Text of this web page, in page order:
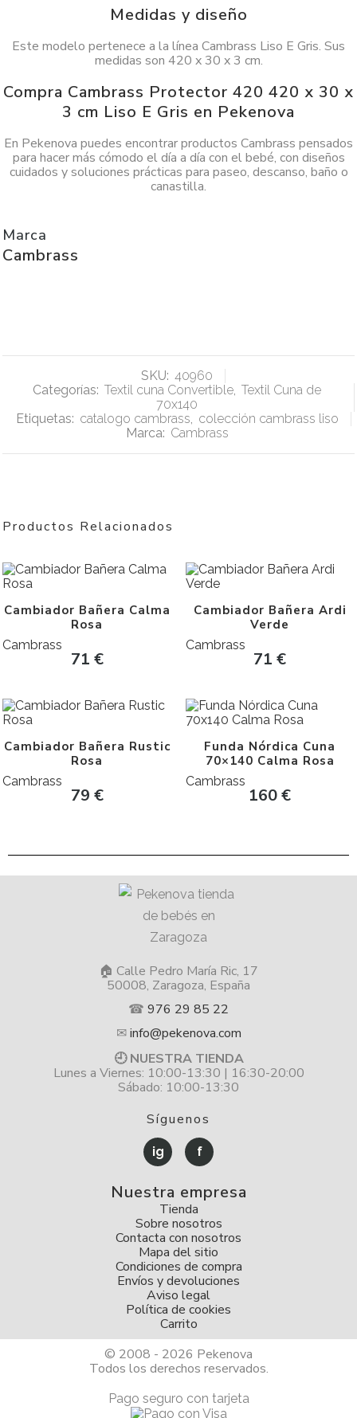
Medidas y diseño
Este modelo pertenece a la línea Cambrass Liso E Gris. Sus
medidas son 420 x 30 x 3 cm.
Compra Cambrass Protector 420 420 x 30 x
3 cm Liso E Gris en Pekenova
En Pekenova puedes encontrar productos Cambrass pensados
para hacer más cómodo el día a día con el bebé, con diseños
cuidados y soluciones prácticas para paseo, descanso, baño o
canastilla.
Marca
Cambrass
SKU: 40960
Categorías: Textil cuna Convertible, Textil Cuna de
70x140
Etiquetas: catalogo cambrass, colección cambrass liso
Marca: Cambrass
Productos Relacionados
Cambiador Bañera Calma
Rosa
Cambrass
71 €
Cambiador Bañera Ardi
Verde
Cambrass
71€
Cambiador Bañera Rustic
Rosa
Cambrass
79 €
Funda Nórdica Cuna
70×140 Calma Rosa
Cambrass
160€
🏠 Calle Pedro María Ric, 17
50008, Zaragoza, España
☎ 976 29 85 22
✉info@pekenova.com
🕘 NUESTRA TIENDA
Lunes a Viernes: 10:00-13:30 | 16:30-20:00
Sábado: 10:00-13:30
Síguenos
ig f
Nuestra empresa
Tienda
Sobre nosotros
Contacta con nosotros
Mapa del sitio
Condiciones de compra
Envíos y devoluciones
Aviso legal
Política de cookies
Carrito
© 2008 - 2026 Pekenova
Todos los derechos reservados.
Pago seguro con tarjeta